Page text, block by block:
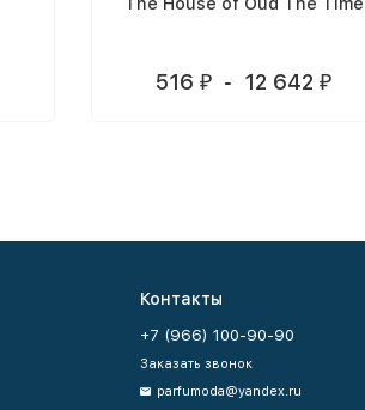
516 ₽ - 12 642 ₽
Контакты
+7 (966) 100-90-90
Заказать звонок
parfumoda@yandex.ru